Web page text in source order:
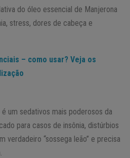
do óleo essencial de Manjerona
stress, dores de cabeça e
– como usar? Veja os
um sedativos mais poderosos da
para casos de insônia, distúrbios
verdadeiro “sossega leão” e precisa